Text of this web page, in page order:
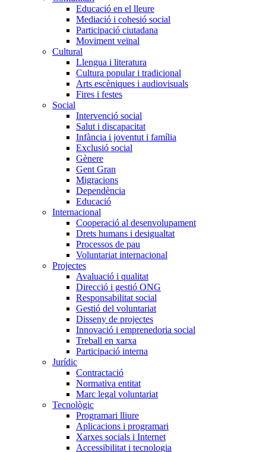
Educació en el lleure
Mediació i cohesió social
Participació ciutadana
Moviment veïnal
Cultural
Llengua i literatura
Cultura popular i tradicional
Arts escèniques i audiovisuals
Fires i festes
Social
Intervenció social
Salut i discapacitat
Infància i joventut i família
Exclusió social
Gènere
Gent Gran
Migracions
Dependència
Educació
Internacional
Cooperació al desenvolupament
Drets humans i desigualtat
Processos de pau
Voluntariat internacional
Projectes
Avaluació i qualitat
Direcció i gestió ONG
Responsabilitat social
Gestió del voluntariat
Disseny de projectes
Innovació i emprenedoria social
Treball en xarxa
Participació interna
Jurídic
Contractació
Normativa entitat
Marc legal voluntariat
Tecnològic
Programari lliure
Aplicacions i programari
Xarxes socials i Internet
Accessibilitat i tecnologia